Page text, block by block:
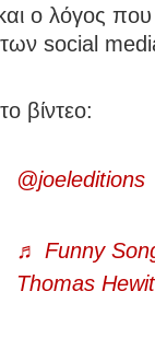
και ο λόγος
social
βίντεο:
@joeleditions
♬ Funny
Thomas